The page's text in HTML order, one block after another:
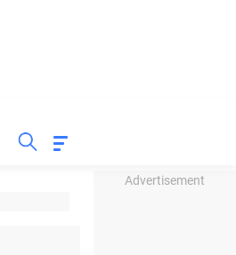
Advertisement
INSPIRASI BISNIS